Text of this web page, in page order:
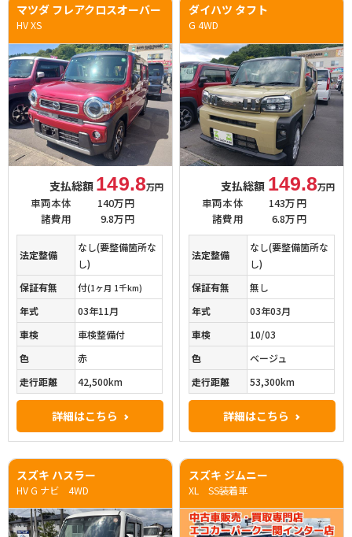
マツダ フレアクロスオーバー
HV XS
支払総額 149.8万円
車両本体
140万円
諸費用
9.8万円
法定整備
なし(要整備箇所な
し)
保証有無
付(1ヶ月 1千km)
年式
03年11月
車検
車検整備付
色
赤
走行距離
42,500km
詳細はこちら
ダイハツ タフト
G 4WD
支払総額 149.8万円
車両本体
143万円
諸費用
6.8万円
法定整備
なし(要整備箇所な
し)
保証有無
無し
年式
03年03月
車検
10/03
色
ベージュ
走行距離
53,300km
詳細はこちら
スズキ ハスラー
HV G ナビ 4WD
スズキ ジムニー
XL SS装着車